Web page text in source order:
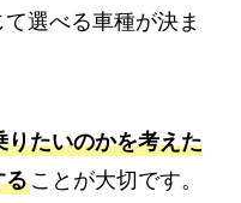
選べる車種が決ま
りたいのかを考えた
ることが大切です。